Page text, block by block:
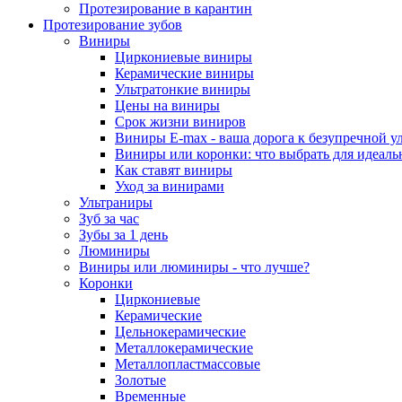
Протезирование в карантин
Протезирование зубов
Виниры
Циркониевые виниры
Керамические виниры
Ультратонкие виниры
Цены на виниры
Срок жизни виниров
Виниры E-max - ваша дорога к безупречной
Виниры или коронки: что выбрать для
Как ставят виниры
Уход за винирами
Ультраниры
Зуб за час
Зубы за 1 день
Люминиры
Виниры или люминиры - что лучше?
Коронки
Циркониевые
Керамические
Цельнокерамические
Металлокерамические
Металлопластмассовые
Золотые
Временные